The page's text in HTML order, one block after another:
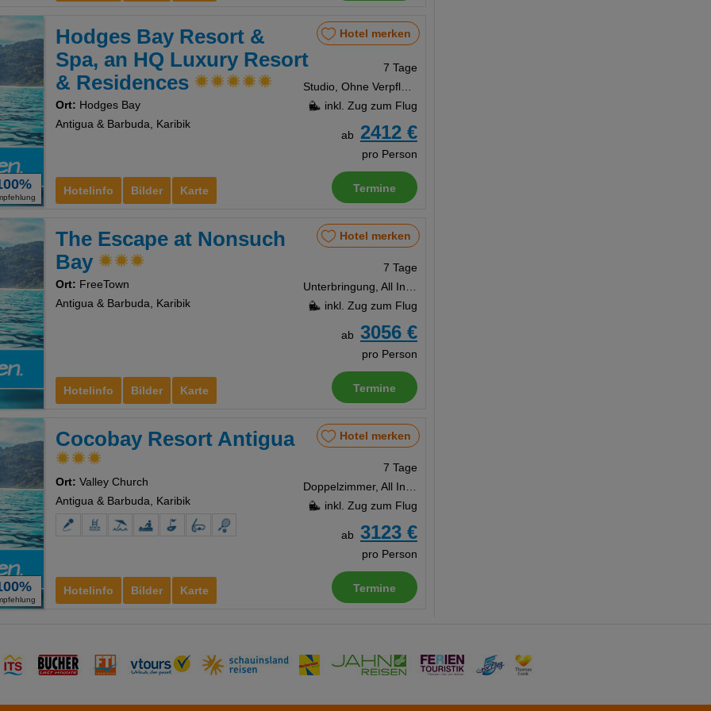
Hotelinfo Bilder Karte
Hodges Bay Resort &
Spa, an HQ Luxury Resort
& Residences
Ort: Hodges Bay
Antigua & Barbuda, Karibik
Hotel merken
7 Tage
Studio, Ohne Verpflegung
inkl. Zug zum Flug
ab 2412 €
pro Person
Termine
Hotelinfo Bilder Karte
The Escape at Nonsuch
Bay
Ort: FreeTown
Antigua & Barbuda, Karibik
Hotel merken
7 Tage
Unterbringung, All Inclusive
inkl. Zug zum Flug
ab 3056 €
pro Person
Termine
Hotelinfo Bilder Karte
Cocobay Resort Antigua
Ort: Valley Church
Antigua & Barbuda, Karibik
Hotel merken
7 Tage
Doppelzimmer, All Inclusive
inkl. Zug zum Flug
ab 3123 €
pro Person
Termine